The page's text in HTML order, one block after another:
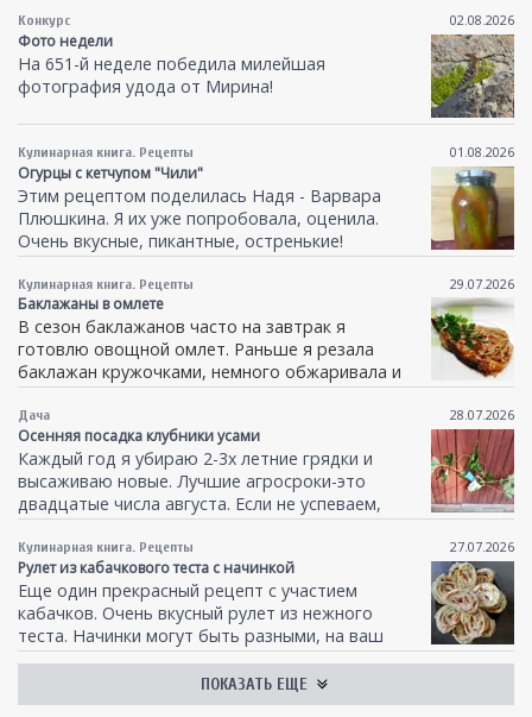
Конкурс 02.08.2026
Фото недели
На 651-й неделе победила милейшая
фотография удода от Мирина!
Кулинарная книга. Рецепты 01.08.2026
Огурцы с кетчупом "Чили"
Этим рецептом поделилась Надя - Варвара
Плюшкина. Я их уже попробовала, оценила.
Очень вкусные, пикантные, остренькие!
Рекомендую со спокойной душой.
Кулинарная книга. Рецепты 29.07.2026
Баклажаны в омлете
В сезон баклажанов часто на завтрак я
готовлю овощной омлет. Раньше я резала
баклажан кружочками, немного обжаривала и
заливала льезоном. Где-то увидела такой
вариант, попробовала, понравилось, делюсь с
Вами.Все очень просто, быстро и вкусно
Дача 28.07.2026
Осенняя посадка клубники усами
Каждый год я убираю 2-3х летние грядки и
высаживаю новые. Лучшие агросроки-это
двадцатые числа августа. Если не успеваем,
ничего страшного, можно высаживать
практически до заморозков.
Кулинарная книга. Рецепты 27.07.2026
Рулет из кабачкового теста с начинкой
Еще один прекрасный рецепт с участием
кабачков. Очень вкусный рулет из нежного
теста. Начинки могут быть разными, на ваш
вкус.
ПОКАЗАТЬ ЕЩЕ